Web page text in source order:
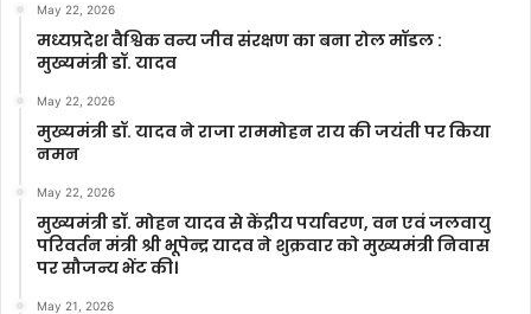
May 22, 2026
मध्यप्रदेश वैश्विक वन्य जीव संरक्षण का बना रोल मॉडल :
मुख्यमंत्री डॉ. यादव
May 22, 2026
मुख्यमंत्री डॉ. यादव ने राजा राममोहन राय की जयंती पर किया
नमन
May 22, 2026
मुख्यमंत्री डॉ. मोहन यादव से केंद्रीय पर्यावरण, वन एवं जलवायु
परिवर्तन मंत्री श्री भूपेन्द्र यादव ने शुक्रवार को मुख्यमंत्री निवास
पर सौजन्य भेंट की।
May 21, 2026